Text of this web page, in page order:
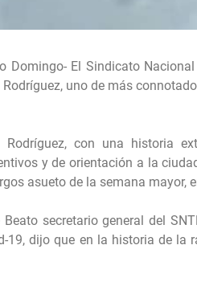
Domingo- El Sindicato
Rodríguez, uno de más
Rodríguez, con una historia
y de orientación a la
asueto de la semana mayor,
Beato secretario general del
19, dijo que en la historia de la